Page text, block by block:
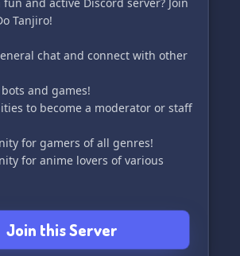
Tanjiro!
chat and connect with other
and games!
to become a moderator or staff
for gamers of all genres!
for anime lovers of various
have a unique and enjoyable
our voice and text chats. Don't
invite link]
Join this Server